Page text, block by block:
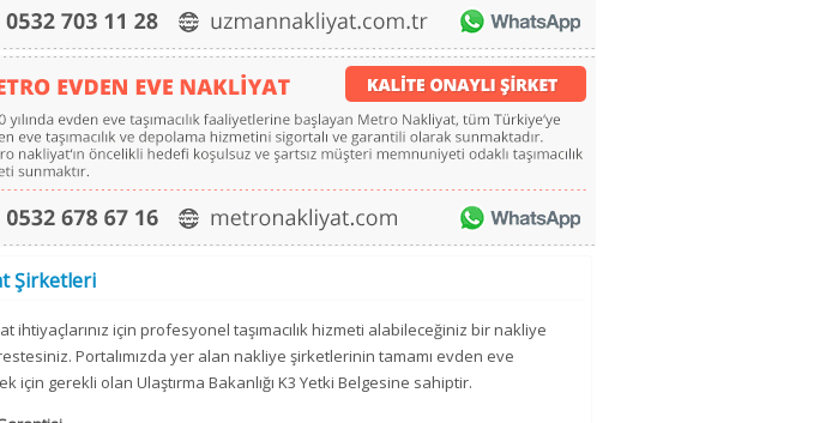
Şirketleri
ihtiyaçlarınız için profesyonel taşımacılık hizmeti alabileceğiniz bir nakliye
Portalımızda yer alan nakliye şirketlerinin tamamı evden eve
için gerekli olan Ulaştırma Bakanlığı K3 Yetki Belgesine sahiptir.